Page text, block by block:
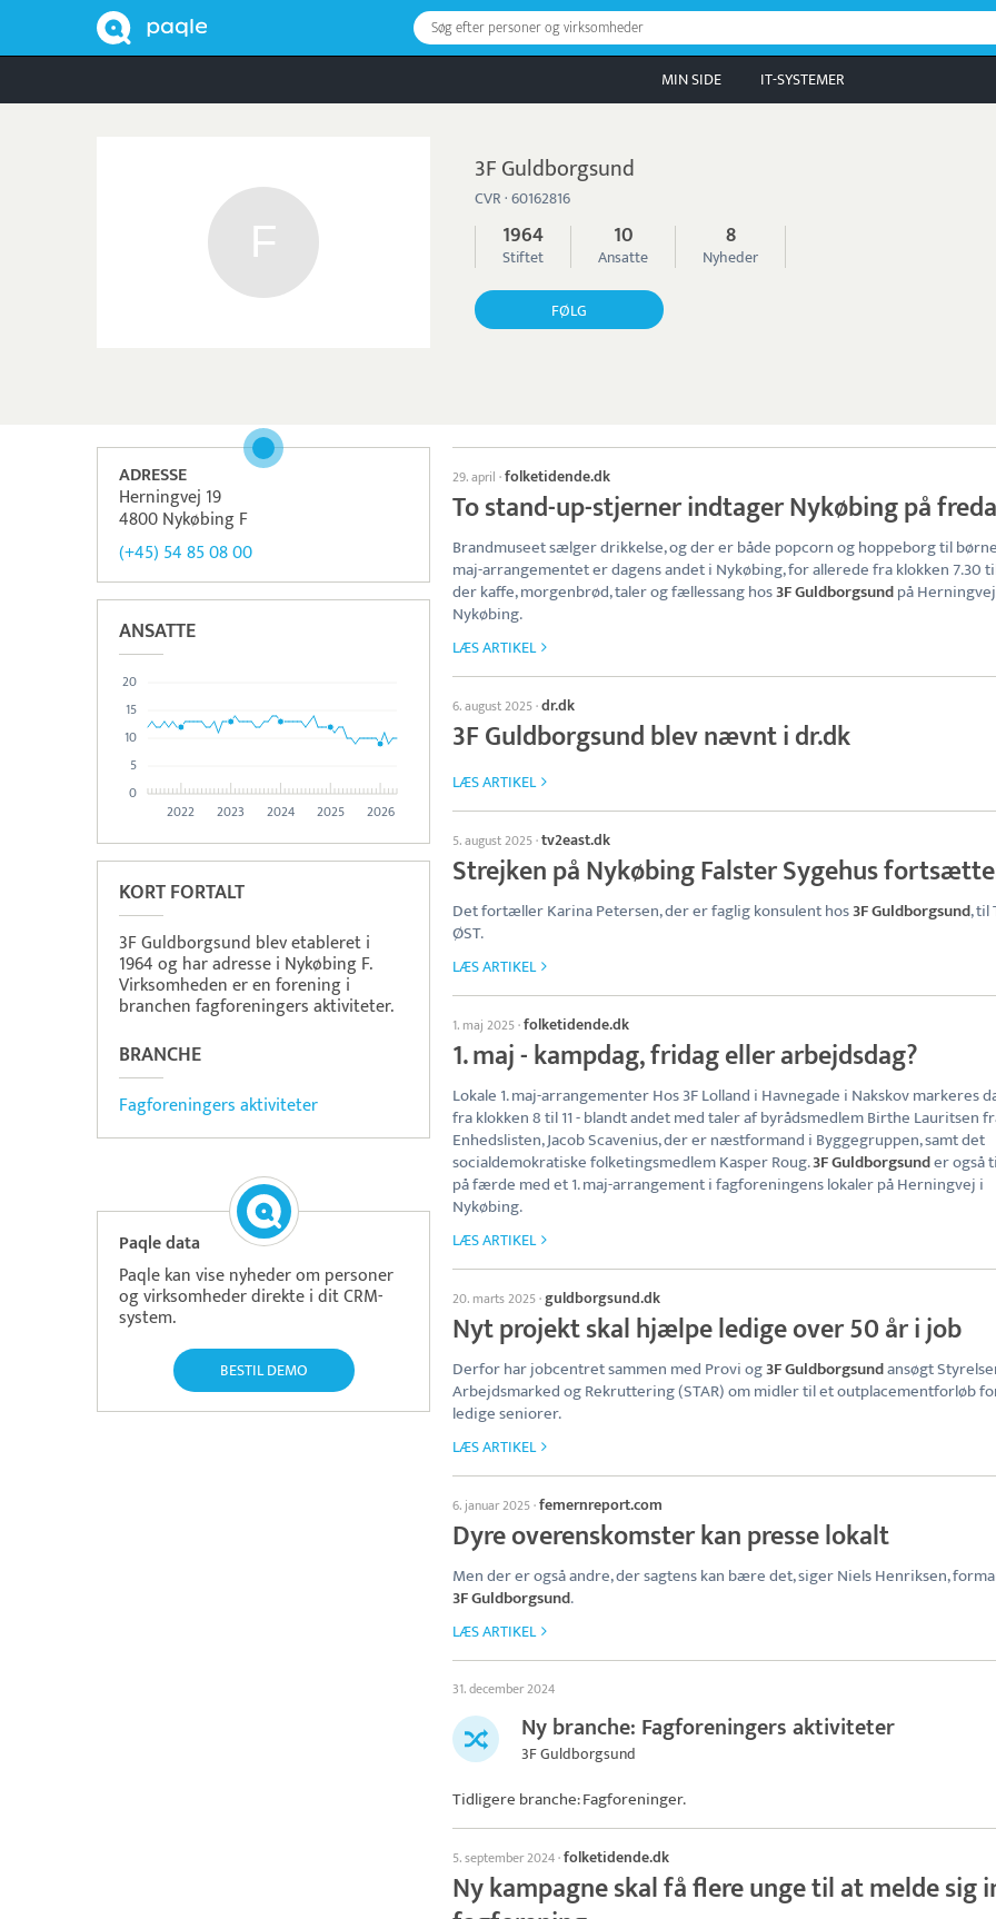
Søg efter personer og virksomheder
MIN SIDE IT-SYSTEMER
3F Guldborgsund
CVR · 60162816
1964
Stiftet
10
Ansatte
8
Nyheder
FØLG
ADRESSE
Herningvej 19
4800 Nykøbing F
(+45) 54 85 08 00
ANSATTE
2022 2023 2024 2025 2026
0
5
10
15
20
KORT FORTALT
3F Guldborgsund blev etableret i
1964 og har adresse i Nykøbing F.
Virksomheden er en forening i
branchen fagforeningers aktiviteter.
BRANCHE
Fagforeningers aktiviteter
Paqle data
Paqle kan vise nyheder om personer
og virksomheder direkte i dit CRM-
system.
BESTIL DEMO
29. april ·folketidende.dk
To stand-up-stjerner indtager Nykøbing på
Brandmuseet sælger drikkelse, og der er både popcorn og hoppeborg til
maj-arrangementet er dagens andet i Nykøbing, for allerede fra klokken 7.30
der kaffe, morgenbrød, taler og fællessang hos3F Guldborgsundpå
Nykøbing.
LÆS ARTIKEL
6. august 2025·dr.dk
3F Guldborgsund blev nævnt i dr.dk
LÆS ARTIKEL
5. august 2025·tv2east.dk
Strejken på Nykøbing Falster Sygehus
Det fortæller Karina Petersen, der er faglig konsulent hos3F Guldborgsund, til
ØST.
LÆS ARTIKEL
1. maj 2025·folketidende.dk
1. maj - kampdag, fridag eller arbejdsdag?
Lokale 1. maj-arrangementer Hos 3F Lolland i Havnegade i Nakskov markeres
fra klokken 8 til 11 - blandt andet med taler af byrådsmedlem Birthe Lauritsen
Enhedslisten, Jacob Scavenius, der er næstformand i Byggegruppen, samt det
socialdemokratiske folketingsmedlem Kasper Roug.3F Guldborgsunder også
på færde med et 1. maj-arrangement i fagforeningens lokaler på Herningvej i
Nykøbing.
LÆS ARTIKEL
20. marts 2025·guldborgsund.dk
Nyt projekt skal hjælpe ledige over 50 år i job
Derfor har jobcentret sammen med Provi og3F Guldborgsundansøgt
Arbejdsmarked og Rekruttering (STAR) om midler til et outplacementforløb
ledige seniorer.
LÆS ARTIKEL
6. januar 2025·femernreport.com
Dyre overenskomster kan presse lokalt
Men der er også andre, der sagtens kan bære det, siger Niels Henriksen,
3F Guldborgsund.
LÆS ARTIKEL
31. december 2024
Ny branche: Fagforeningers aktiviteter
3F Guldborgsund
Tidligere branche: Fagforeninger.
5. september 2024·folketidende.dk
Ny kampagne skal få flere unge til at melde sig